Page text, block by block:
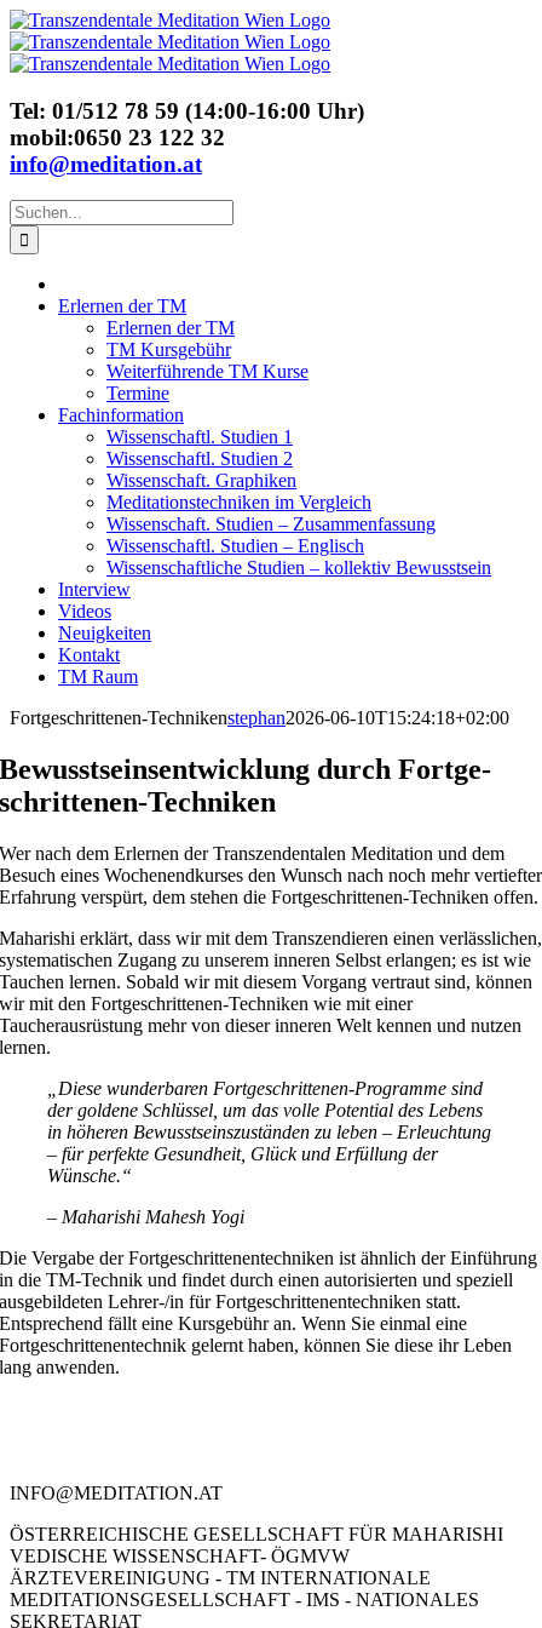
Skip
to
content
Tel: 01/512 78 59 (14:00-16:00 Uhr)
mobil:0650 23 122 32
info@meditation.at
Suche
nach:
Erlernen der TM
Erlernen der TM
TM Kursgebühr
Weiterführende TM Kurse
Termine
Fachinformation
Wissenschaftl. Studien 1
Wissenschaftl. Studien 2
Wissenschaft. Graphiken
Meditationstechniken im Vergleich
Wissenschaft. Studien – Zusammenfassung
Wissenschaftl. Studien – Englisch
Wissenschaftliche Studien – kollektiv Bewusstsein
Interview
Videos
Neuigkeiten
Kontakt
TM Raum
Fortge­schrittenen-Technikenstephan2026-06-10T15:24:18+02:00
Bewusstseinsentwicklung durch Fortge­
schrittenen-Techniken
Wer nach dem Erlernen der Transzendentalen Meditation und dem
Besuch eines Wochenendkurses den Wunsch nach noch mehr vertiefter
Erfahrung verspürt, dem stehen die Fortgeschrittenen-Techniken offen.
Maharishi erklärt, dass wir mit dem Transzendieren einen verlässlichen,
systematischen Zugang zu unserem inneren Selbst erlangen; es ist wie
Tauchen lernen. Sobald wir mit diesem Vorgang vertraut sind, können
wir mit den Fortgeschrittenen-Techniken wie mit einer
Taucherausrüstung mehr von dieser inneren Welt kennen und nutzen
lernen.
„Diese wunderbaren Fortgeschrittenen-Programme sind
der goldene Schlüssel, um das volle Potential des Lebens
in höheren Bewusstseinszuständen zu leben – Erleuchtung
– für perfekte Gesundheit, Glück und Erfüllung der
Wünsche.“
– Maharishi Mahesh Yogi
Die Vergabe der Fortgeschrittenentechniken ist ähnlich der Einführung
in die TM-Technik und findet durch einen autorisierten und speziell
ausgebildeten Lehrer-/in für Fortgeschrittenentechniken statt.
Entsprechend fällt eine Kursgebühr an. Wenn Sie einmal eine
Fortgeschrittenentechnik gelernt haben, können Sie diese ihr Leben
lang anwenden.
INFO@MEDITATION.AT
ÖSTERREICHISCHE GESELLSCHAFT FÜR MAHARISHI
VEDISCHE WISSENSCHAFT- ÖGMVW
ÄRZTEVEREINIGUNG - TM INTERNATIONALE
MEDITATIONSGESELLSCHAFT - IMS - NATIONALES
SEKRETARIAT